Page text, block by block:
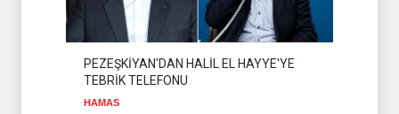
PEZEŞKİYAN'DAN HALİL EL HAYYE'YE
TEBRİK TELEFONU
HAMAS